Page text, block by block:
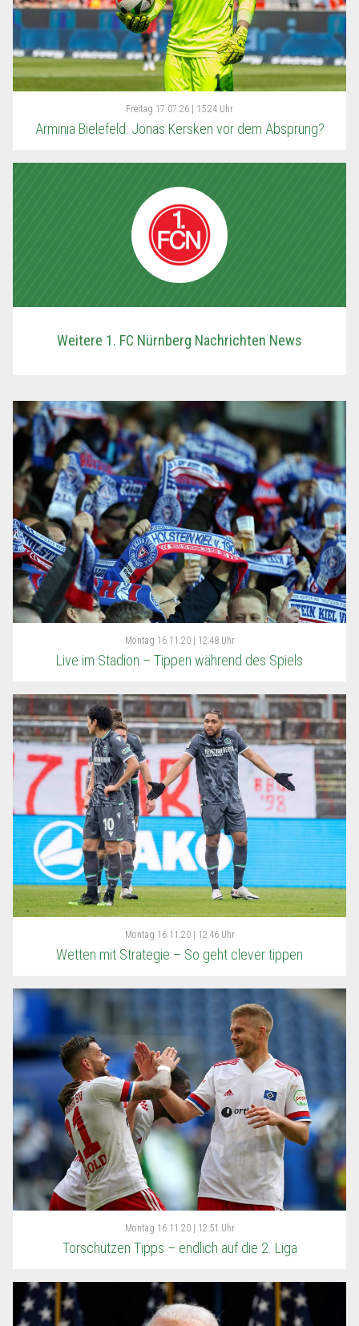
Freitag 17.07.26 | 15:24 Uhr
Arminia Bielefeld: Jonas Kersken vor dem Absprung?
Weitere 1. FC Nürnberg Nachrichten News
Montag 16.11.20 | 12:48 Uhr
Live im Stadion – Tippen während des Spiels
Montag 16.11.20 | 12:46 Uhr
Wetten mit Strategie – So geht clever tippen
Montag 16.11.20 | 12:51 Uhr
Torschützen Tipps – endlich auf die 2. Liga